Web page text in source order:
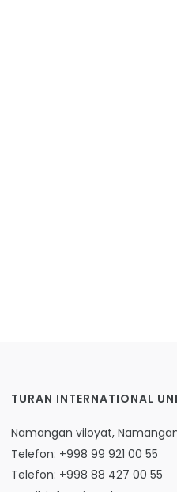
TURAN INTERNATIONAL
Namangan viloyat,
Telefon: +998 99 921 00 55
Telefon: +998 88 427 00 55